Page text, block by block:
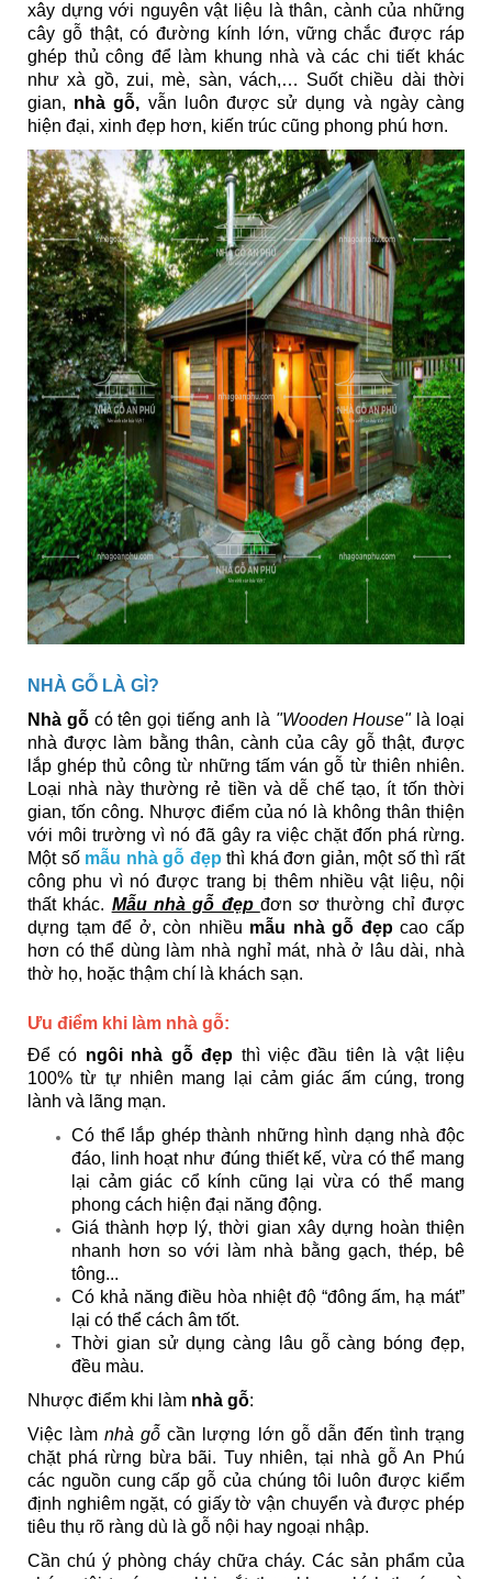
xây dựng với nguyên vật liệu là thân, cành của những
cây gỗ thật, có đường kính lớn, vững chắc được ráp
ghép thủ công để làm khung nhà và các chi tiết khác
như xà gồ, zui, mè, sàn, vách,… Suốt chiều dài thời
gian, nhà gỗ, vẫn luôn được sử dụng và ngày càng
hiện đại, xinh đẹp hơn, kiến trúc cũng phong phú hơn.
NHÀ GỖ LÀ GÌ?
Nhà gỗcó tên gọi tiếng anh là "Wooden House"là loại
nhà được làm bằng thân, cành của cây gỗ thật, được
lắp ghép thủ công từ những tấm ván gỗ từ thiên nhiên.
Loại nhà này thường rẻ tiền và dễ chế tạo, ít tốn thời
gian, tốn công. Nhược điểm của nó là không thân thiện
với môi trường vì nó đã gây ra việc chặt đốn phá rừng.
Một số mẫu nhà gỗ đẹp thì khá đơn giản, một số thì rất
công phu vì nó được trang bị thêm nhiều vật liệu, nội
thất khác. Mẫu nhà gỗ đẹp đơn sơ thường chỉ được
dựng tạm để ở, còn nhiều mẫu nhà gỗ đẹpcao cấp
hơn có thể dùng làm nhà nghỉ mát, nhà ở lâu dài, nhà
thờ họ, hoặc thậm chí là khách sạn.
Ưu điểm khi làm nhà gỗ:
Để có ngôi nhà gỗ đẹp thì việc đầu tiên là vật liệu
100% từ tự nhiên mang lại cảm giác ấm cúng, trong
lành và lãng mạn.
Có thể lắp ghép thành những hình dạng nhà độc
đáo, linh hoạt như đúng thiết kế, vừa có thể mang
lại cảm giác cổ kính cũng lại vừa có thể mang
phong cách hiện đại năng động.
Giá thành hợp lý, thời gian xây dựng hoàn thiện
nhanh hơn so với làm nhà bằng gạch, thép, bê
tông...
Có khả năng điều hòa nhiệt độ “đông ấm, hạ mát”
lại có thể cách âm tốt.
Thời gian sử dụng càng lâu gỗ càng bóng đẹp,
đều màu.
Nhược điểm khi làm nhà gỗ:
Việc làmnhà gỗ cần lượng lớn gỗ dẫn đến tình trạng
chặt phá rừng bừa bãi. Tuy nhiên, tại nhà gỗ An Phú
các nguồn cung cấp gỗ của chúng tôi luôn được kiểm
định nghiêm ngặt, có giấy tờ vận chuyển và được phép
tiêu thụ rõ ràng dù là gỗ nội hay ngoại nhập.
Cần chú ý phòng cháy chữa cháy. Các sản phẩm của